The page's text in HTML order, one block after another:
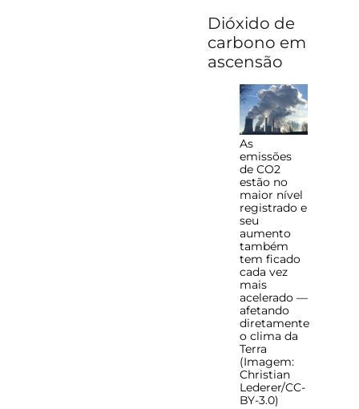
Dióxido de
carbono em
ascensão
As
emissões
de CO2
estão no
maior nível
registrado e
seu
aumento
também
tem ficado
cada vez
mais
acelerado —
afetando
diretamente
o clima da
Terra
(Imagem:
Christian
Lederer/CC-
BY-3.0)